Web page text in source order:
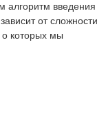
алгоритм введения
от сложности
которых мы